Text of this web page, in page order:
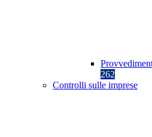
262
Controlli sulle imprese